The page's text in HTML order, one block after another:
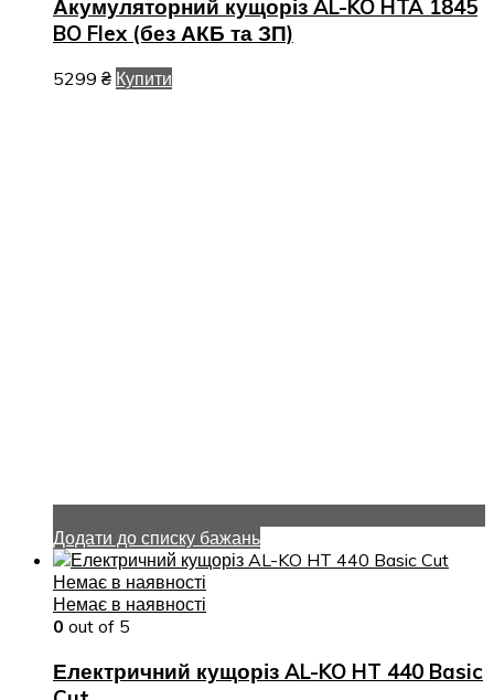
Акумуляторний кущоріз AL-KO HTA 1845
BO Flex (без АКБ та ЗП)
5299 ₴ Купити
Додати до списку бажань
Немає в наявності
Немає в наявності
0 out of 5
Електричний кущоріз AL-KO HT 440 Basic